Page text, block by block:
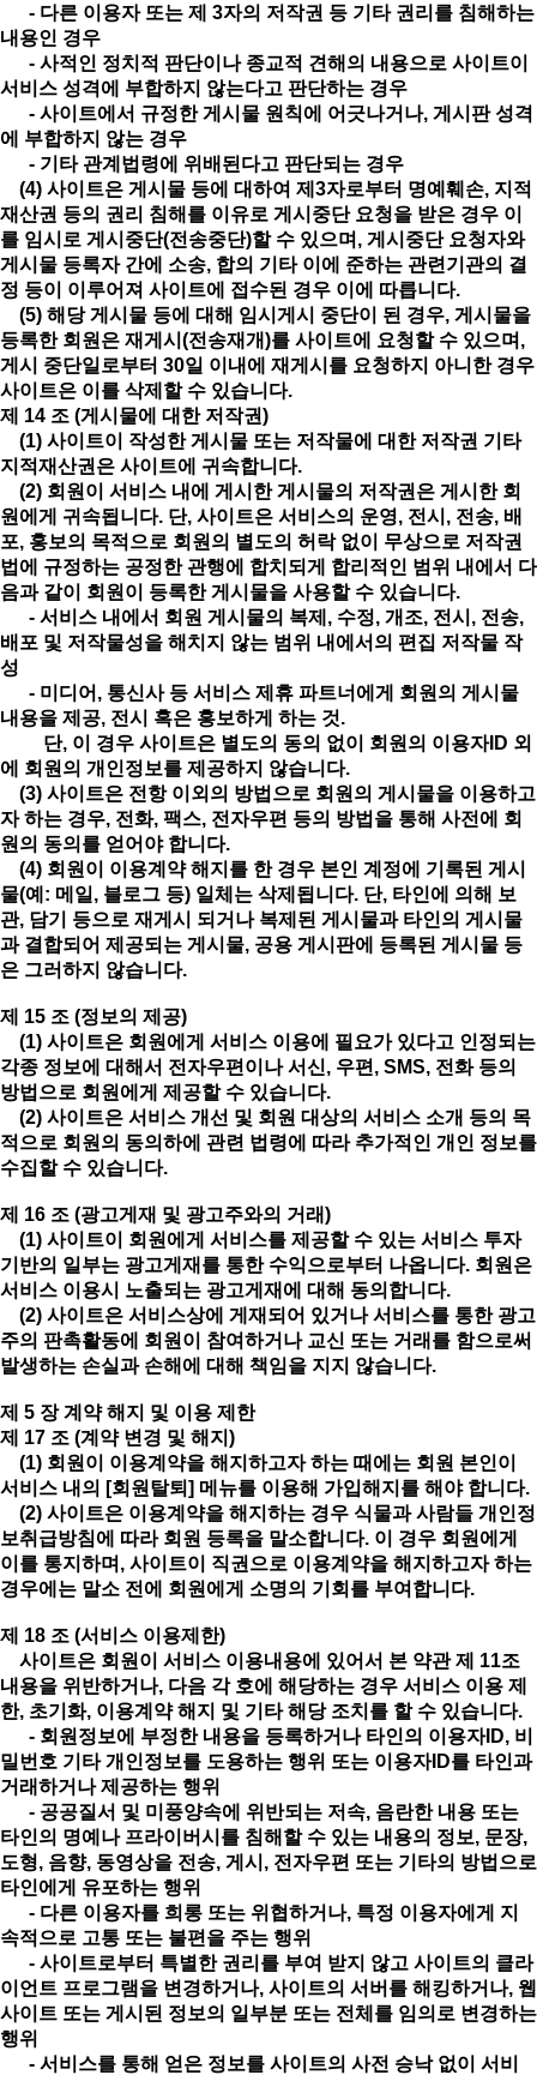
- 다른 이용자 또는 제 3자의 저작권 등 기타 권리를 침해하는
내용인 경우
- 사적인 정치적 판단이나 종교적 견해의 내용으로 사이트이
서비스 성격에 부합하지 않는다고 판단하는 경우
- 사이트에서 규정한 게시물 원칙에 어긋나거나, 게시판 성격
에 부합하지 않는 경우
- 기타 관계법령에 위배된다고 판단되는 경우
(4) 사이트은 게시물 등에 대하여 제3자로부터 명예훼손, 지적
재산권 등의 권리 침해를 이유로 게시중단 요청을 받은 경우 이
를 임시로 게시중단(전송중단)할 수 있으며, 게시중단 요청자와
게시물 등록자 간에 소송, 합의 기타 이에 준하는 관련기관의 결
정 등이 이루어져 사이트에 접수된 경우 이에 따릅니다.
(5) 해당 게시물 등에 대해 임시게시 중단이 된 경우, 게시물을
등록한 회원은 재게시(전송재개)를 사이트에 요청할 수 있으며,
게시 중단일로부터 30일 이내에 재게시를 요청하지 아니한 경우
사이트은 이를 삭제할 수 있습니다.
제 14 조 (게시물에 대한 저작권)
(1) 사이트이 작성한 게시물 또는 저작물에 대한 저작권 기타
지적재산권은 사이트에 귀속합니다.
(2) 회원이 서비스 내에 게시한 게시물의 저작권은 게시한 회
원에게 귀속됩니다. 단, 사이트은 서비스의 운영, 전시, 전송, 배
포, 홍보의 목적으로 회원의 별도의 허락 없이 무상으로 저작권
법에 규정하는 공정한 관행에 합치되게 합리적인 범위 내에서 다
음과 같이 회원이 등록한 게시물을 사용할 수 있습니다.
- 서비스 내에서 회원 게시물의 복제, 수정, 개조, 전시, 전송,
배포 및 저작물성을 해치지 않는 범위 내에서의 편집 저작물 작
성
- 미디어, 통신사 등 서비스 제휴 파트너에게 회원의 게시물
내용을 제공, 전시 혹은 홍보하게 하는 것.
단, 이 경우 사이트은 별도의 동의 없이 회원의 이용자ID 외
에 회원의 개인정보를 제공하지 않습니다.
(3) 사이트은 전항 이외의 방법으로 회원의 게시물을 이용하고
자 하는 경우, 전화, 팩스, 전자우편 등의 방법을 통해 사전에 회
원의 동의를 얻어야 합니다.
(4) 회원이 이용계약 해지를 한 경우 본인 계정에 기록된 게시
물(예: 메일, 블로그 등) 일체는 삭제됩니다. 단, 타인에 의해 보
관, 담기 등으로 재게시 되거나 복제된 게시물과 타인의 게시물
과 결합되어 제공되는 게시물, 공용 게시판에 등록된 게시물 등
은 그러하지 않습니다.
제 15 조 (정보의 제공)
(1) 사이트은 회원에게 서비스 이용에 필요가 있다고 인정되는
각종 정보에 대해서 전자우편이나 서신, 우편, SMS, 전화 등의
방법으로 회원에게 제공할 수 있습니다.
(2) 사이트은 서비스 개선 및 회원 대상의 서비스 소개 등의 목
적으로 회원의 동의하에 관련 법령에 따라 추가적인 개인 정보를
수집할 수 있습니다.
제 16 조 (광고게재 및 광고주와의 거래)
(1) 사이트이 회원에게 서비스를 제공할 수 있는 서비스 투자
기반의 일부는 광고게재를 통한 수익으로부터 나옵니다. 회원은
서비스 이용시 노출되는 광고게재에 대해 동의합니다.
(2) 사이트은 서비스상에 게재되어 있거나 서비스를 통한 광고
주의 판촉활동에 회원이 참여하거나 교신 또는 거래를 함으로써
발생하는 손실과 손해에 대해 책임을 지지 않습니다.
제 5 장 계약 해지 및 이용 제한
제 17 조 (계약 변경 및 해지)
(1) 회원이 이용계약을 해지하고자 하는 때에는 회원 본인이
서비스 내의 [회원탈퇴] 메뉴를 이용해 가입해지를 해야 합니다.
(2) 사이트은 이용계약을 해지하는 경우 식물과 사람들 개인정
보취급방침에 따라 회원 등록을 말소합니다. 이 경우 회원에게
이를 통지하며, 사이트이 직권으로 이용계약을 해지하고자 하는
경우에는 말소 전에 회원에게 소명의 기회를 부여합니다.
제 18 조 (서비스 이용제한)
사이트은 회원이 서비스 이용내용에 있어서 본 약관 제 11조
내용을 위반하거나, 다음 각 호에 해당하는 경우 서비스 이용 제
한, 초기화, 이용계약 해지 및 기타 해당 조치를 할 수 있습니다.
- 회원정보에 부정한 내용을 등록하거나 타인의 이용자ID, 비
밀번호 기타 개인정보를 도용하는 행위 또는 이용자ID를 타인과
거래하거나 제공하는 행위
- 공공질서 및 미풍양속에 위반되는 저속, 음란한 내용 또는
타인의 명예나 프라이버시를 침해할 수 있는 내용의 정보, 문장,
도형, 음향, 동영상을 전송, 게시, 전자우편 또는 기타의 방법으로
타인에게 유포하는 행위
- 다른 이용자를 희롱 또는 위협하거나, 특정 이용자에게 지
속적으로 고통 또는 불편을 주는 행위
- 사이트로부터 특별한 권리를 부여 받지 않고 사이트의 클라
이언트 프로그램을 변경하거나, 사이트의 서버를 해킹하거나, 웹
사이트 또는 게시된 정보의 일부분 또는 전체를 임의로 변경하는
행위
- 서비스를 통해 얻은 정보를 사이트의 사전 승낙 없이 서비